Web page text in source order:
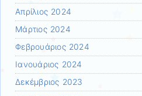
Απρίλιος 2024
Μάρτιος 2024
Φεβρουάριος 2024
Ιανουάριος 2024
Δεκέμβριος 2023